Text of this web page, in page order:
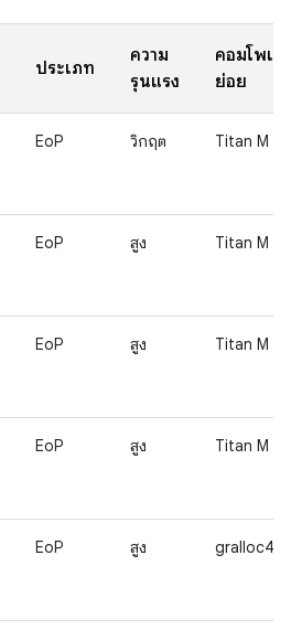
ประเภท
ความ
รุนแรง
คอมโพเ
ย่อย
EoP วิกฤต Titan M
EoP สูง Titan M
EoP สูง Titan M
EoP สูง Titan M
EoP สูง gralloc4